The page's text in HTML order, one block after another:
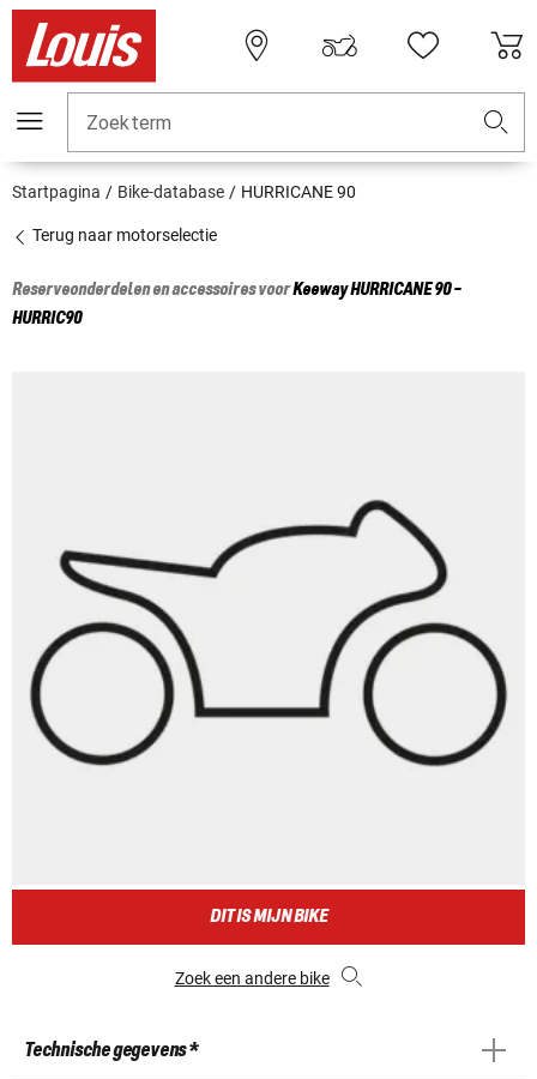
Zoekterm
Startpagina Bike-database HURRICANE 90
Terug naar motorselectie
Reserveonderdelen en accessoires voorKeewayHURRICANE 90 -
HURRIC90
DIT IS MIJN BIKE
Zoek een andere bike
Technische gegevens *